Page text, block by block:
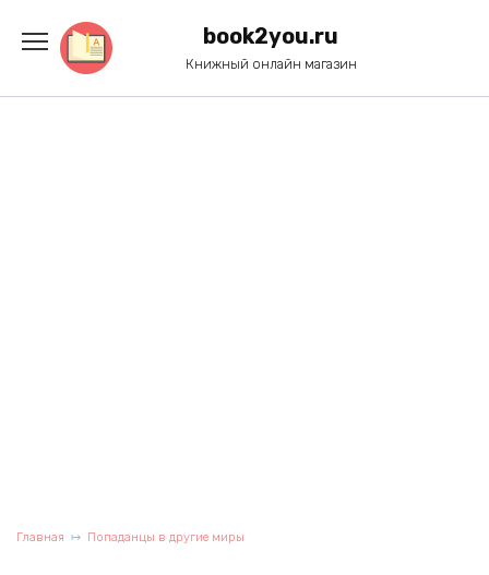
содержанию
book2you.ru
Книжный онлайн магазин
Главная Попаданцы в другие миры